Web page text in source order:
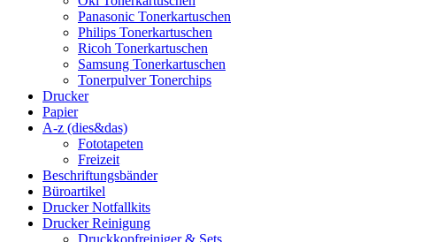
Panasonic Tonerkartuschen
Philips Tonerkartuschen
Ricoh Tonerkartuschen
Samsung Tonerkartuschen
Tonerpulver Tonerchips
Drucker
Papier
A-z (dies&das)
Fototapeten
Freizeit
Beschriftungsbänder
Büroartikel
Drucker Notfallkits
Drucker Reinigung
Druckkopfreiniger & Sets